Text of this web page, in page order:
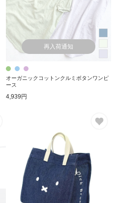
再入荷通知
オーガニックコットンクルミボタンワンピ
ース
4,939円